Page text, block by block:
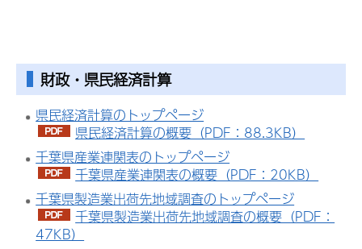
財政・県民経済計算
県民経済計算のトップページ
県民経済計算の概要（PDF：88.3KB）
千葉県産業連関表のトップページ
千葉県産業連関表の概要（PDF：20KB）
千葉県製造業出荷先地域調査のトップページ
千葉県製造業出荷先地域調査の概要（PDF：
47KB）